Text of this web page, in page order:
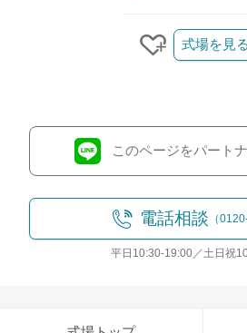
クリップす
式場を見る
このページをパート
電話相談 （
平日10:30-19:00／土日祝